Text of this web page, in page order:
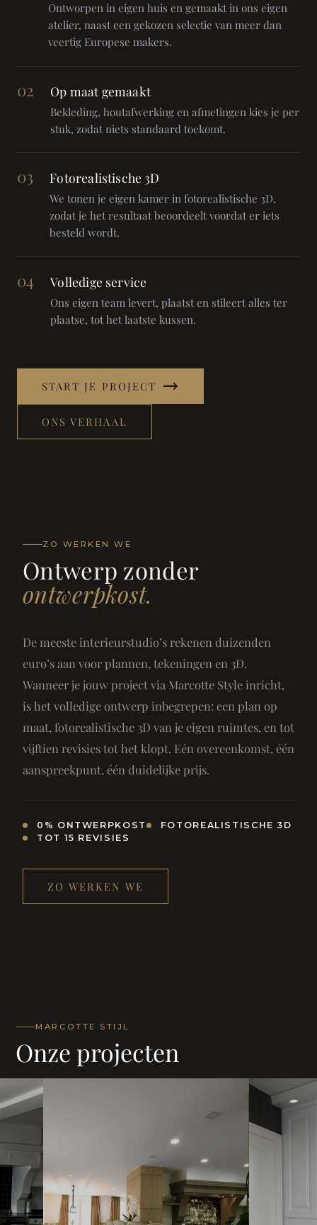
Ontworpen in eigen huis en gemaakt in ons eigen
atelier, naast een gekozen selectie van meer dan
veertig Europese makers.
02 Op maat gemaakt
Bekleding, houtafwerking en afmetingen kies je per
stuk, zodat niets standaard toekomt.
03 Fotorealistische 3D
We tonen je eigen kamer in fotorealistische 3D,
zodat je het resultaat beoordeelt voordat er iets
besteld wordt.
04 Volledige service
Ons eigen team levert, plaatst en stileert alles ter
plaatse, tot het laatste kussen.
START JE PROJECT
ONS VERHAAL
ZO WERKEN WE
Ontwerp zonder
ontwerpkost.
De meeste interieurstudio’s rekenen duizenden
euro’s aan voor plannen, tekeningen en 3D.
Wanneer je jouw project via Marcotte Style inricht,
is het volledige ontwerp inbegrepen: een plan op
maat, fotorealistische 3D van je eigen ruimtes, en tot
vijftien revisies tot het klopt. Eén overeenkomst, één
aanspreekpunt, één duidelijke prijs.
0% ONTWERPKOST
FOTOREALISTISCHE 3D
TOT 15 REVISIES
ZO WERKEN WE
MARCOTTE STIJL
Onze projecten